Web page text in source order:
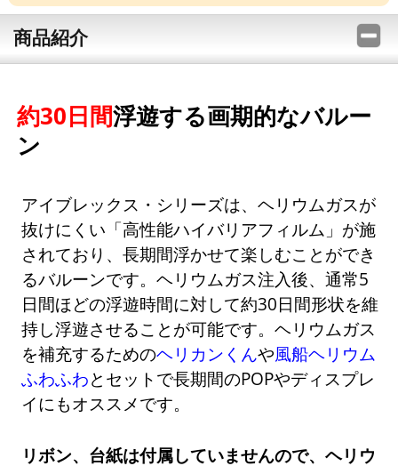
商品紹介
約30日間浮遊する画期的なバルー
ン
アイブレックス・シリーズは、ヘリウムガスが
抜けにくい「高性能ハイバリアフィルム」が施
されており、長期間浮かせて楽しむことができ
るバルーンです。ヘリウムガス注入後、通常5
日間ほどの浮遊時間に対して約30日間形状を維
持し浮遊させることが可能です。ヘリウムガス
を補充するためのヘリカンくんや風船ヘリウム
ふわふわとセットで長期間のPOPやディスプレ
イにもオススメです。
リボン、台紙は付属していませんので、ヘリウ